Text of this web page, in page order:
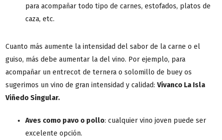
para acompañar todo tipo de carnes, estofados, platos de
caza, etc.
Cuanto más aumente la intensidad del sabor de la carne o el
guiso, más debe aumentar la del vino. Por ejemplo, para
acompañar un entrecot de ternera o solomillo de buey os
sugerimos un vino de gran intensidad y calidad: Vivanco La Isla
Viñedo Singular.
Aves como pavo o pollo: cualquier vino joven puede ser
excelente opción.